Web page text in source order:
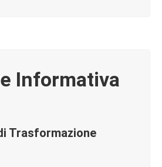
Informativa
Trasformazione